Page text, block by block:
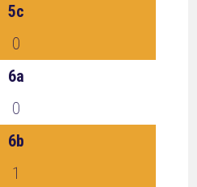
5c
0
6a
0
6b
1